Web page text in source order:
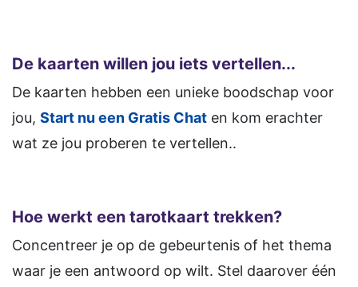
De kaarten willen jou iets vertellen...
De kaarten hebben een unieke boodschap voor
jou, Start nu een Gratis Chat en kom erachter
wat ze jou proberen te vertellen..
Hoe werkt een tarotkaart trekken?
Concentreer je op de gebeurtenis of het thema
waar je een antwoord op wilt. Stel daarover één